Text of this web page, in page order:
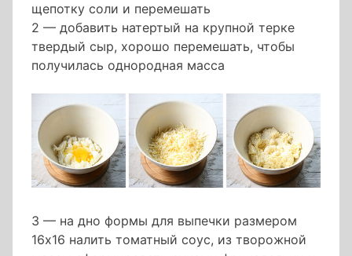
щепотку соли и перемешать
2 — добавить натертый на крупной терке
твердый сыр, хорошо перемешать, чтобы
получилась однородная масса
3 — на дно формы для выпечки размером
16х16 налить томатный соус, из творожной